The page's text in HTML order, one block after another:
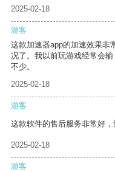
2025-02-18
游客
这款加速器app的加速效果非
况了。我以前玩游戏经常会
不少。
2025-02-18
游客
这款软件的售后服务非常好，
2025-02-18
游客